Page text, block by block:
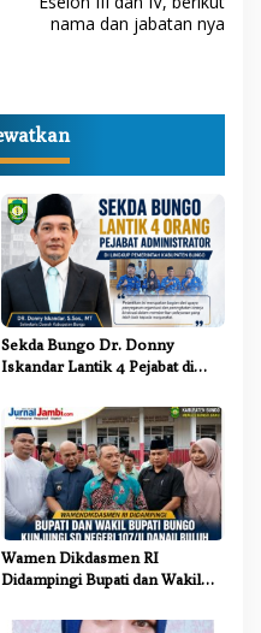
nama dan jabatan nya
Sekda Bungo Dr. Donny
Iskandar Lantik 4 Pejabat di
Wamen Dikdasmen RI
Didampingi Bupati dan Wakil
SD Negeri 107/II Danau Buluh